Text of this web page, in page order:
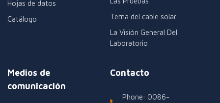
Hojas de datos
Catálogo
Tema del cable solar
La Visión General Del
Laboratorio
Medios de
comunicación
Contacto
Phone: 0086-